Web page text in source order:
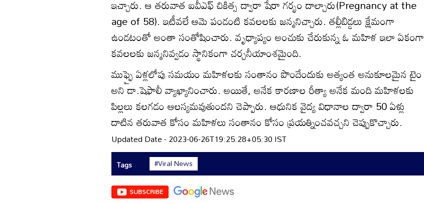
ఇచ్చారు. ఆ తరువాత ఐవీఎఫ్ చికిత్స ద్వారా షేరా గర్భం దాల్చారు(Pregnancy at the
age of 58). ఇటీవలే ఆమె పండంటి కవలలకు జన్మనిచ్చారు. తల్లీబిడ్డలు క్షేమంగా
ఉండటంతో అంతా సంతోషించారు. వృధ్యాప్యం అంచుకు చేరుకున్న ఓ మహిళ ఇలా ఏకంగా
కవలలకు జన్మనివ్వడం స్థానికంగా చర్చనీయాంశమైంది.
ముఫ్ఫై ఏళ్లలోపు సమయం మహిళలకు సంతానం పొందేందుకు అత్యంత అనుకూలమైన టైం
అని డా.షెఫాలీ వ్యాఖ్యానించారు. అయితే, అనేక కారణాల రీత్యా అనేక మంది మహిళలకు
పిల్లలు కలగడం ఆలస్యమవుతుందని చెప్పారు. ఆధునిక వైద్య విధానాల ద్వారా 50 ఏళ్లు
దాటిన తరువాత కోసం మహిళలు సంతానం కోసం ప్రయత్నించవచ్చని చెప్పుకొచ్చారు.
Updated Date - 2023-06-26T19:25:28+05:30 IST
Tags #Viral News
SUBSCRIBE